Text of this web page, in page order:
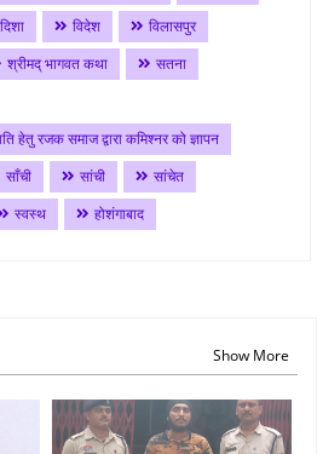
विदेश
विलासपुर
श्रीमद् भागवत कथा
सतना
रजक समाज द्वारा कमिश्नर को ज्ञापन
साँची सांची
सांचेत
स्वस्थ होशंगाबाद
Show More